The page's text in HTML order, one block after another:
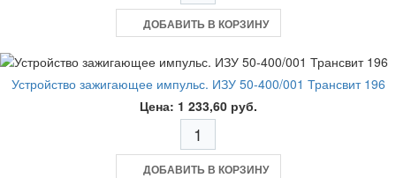
ДОБАВИТЬ В КОРЗИНУ
Устройство зажигающее импульс. ИЗУ 50-400/001 Трансвит 196
Цена: 1 233,60 руб.
ДОБАВИТЬ В КОРЗИНУ